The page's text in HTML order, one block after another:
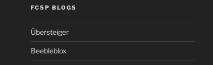
FCSP BLOGS
Übersteiger
Beebleblox